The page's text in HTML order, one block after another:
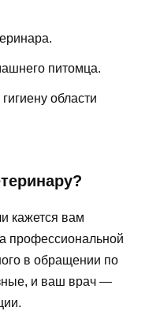
питомца.
области
кажется вам
профессиональной
в обращении по
и ваш врач —